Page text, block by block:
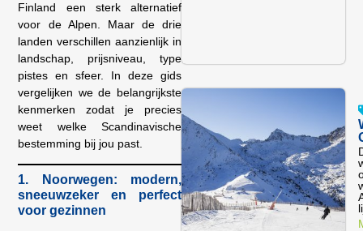
Finland een sterk alternatief
voor de Alpen. Maar de drie
landen verschillen aanzienlijk in
landschap, prijsniveau, type
pistes en sfeer. In deze gids
vergelijken we de belangrijkste
kenmerken zodat je precies
weet welke Scandinavische
bestemming bij jou past.
1. Noorwegen: modern,
sneeuwzeker en perfect
voor gezinnen